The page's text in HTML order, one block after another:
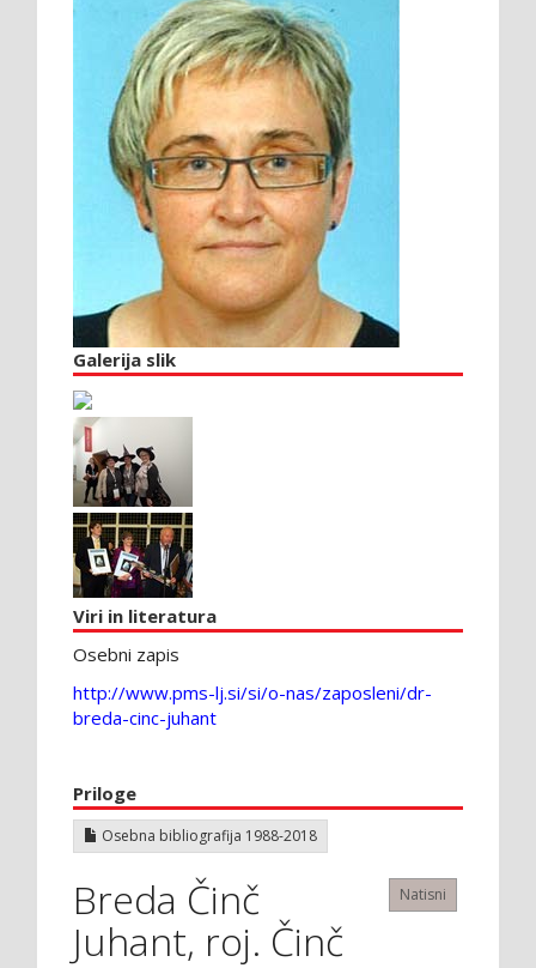
Galerija slik
Viri in literatura
Osebni zapis
http://www.pms-lj.si/si/o-nas/zaposleni/dr-
breda-cinc-juhant
Priloge
Osebna bibliografija 1988-2018
Natisni
Breda Činč
Juhant, roj. Činč